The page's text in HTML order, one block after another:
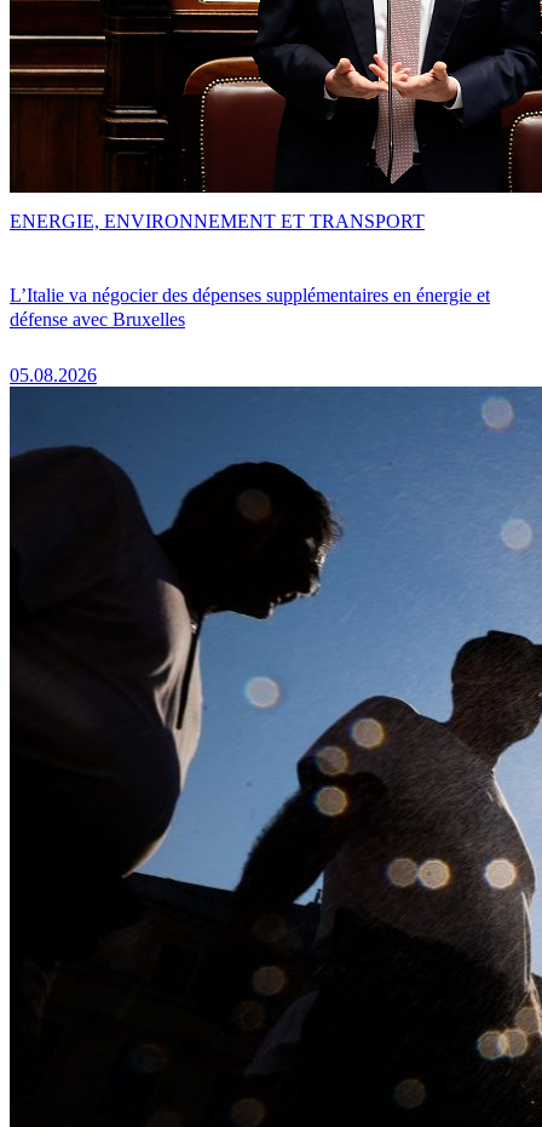
L’Italie va négocier des dépenses supplémentaires en énergie et
défense avec Bruxelles
05.08.2026
ENERGIE, ENVIRONNEMENT ET TRANSPORT